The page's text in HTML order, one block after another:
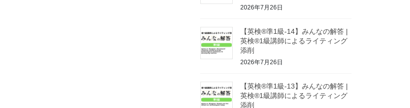
2026年7月26日
【英検®準1級-14】みんなの解答 |
英検®1級講師によるライティング
添削
2026年7月26日
【英検®準1級-13】みんなの解答 |
英検®1級講師によるライティング
添削